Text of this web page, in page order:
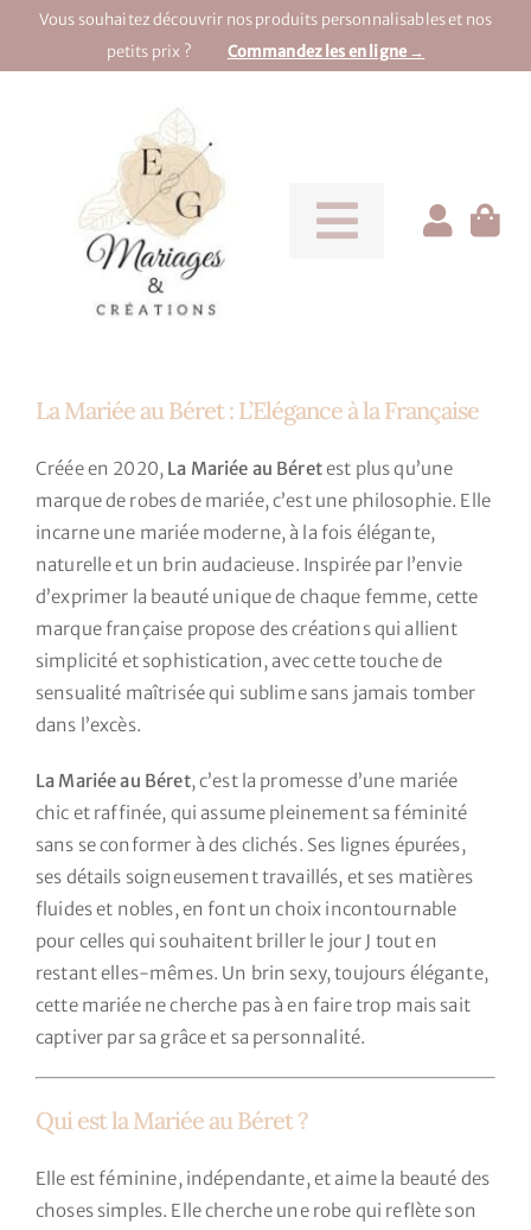
Passer
contenu
Vous souhaitez découvrir nos produits personnalisables et nos
petits prix ?
Commandez les en ligne →
Toggle
Pour la mariée
Pour une soirée
Nos mariés
Le blog d’Eloïse
Notre boutique – Notre histoire
Prenez RDV
La Mariée au Béret : L’Elégance à la Française
Créée en 2020, La Mariée au Béretest plus qu’une
marque de robes de mariée, c’est une philosophie. Elle
incarne une mariée moderne, à la fois élégante,
naturelle et un brin audacieuse. Inspirée par l’envie
d’exprimer la beauté unique de chaque femme, cette
marque française propose des créations qui allient
simplicité et sophistication, avec cette touche de
sensualité maîtrisée qui sublime sans jamais tomber
dans l’excès.
La Mariée au Béret, c’est la promesse d’une mariée
chic et raffinée, qui assume pleinement sa féminité
sans se conformer à des clichés. Ses lignes épurées,
ses détails soigneusement travaillés, et ses matières
fluides et nobles, en font un choix incontournable
pour celles qui souhaitent briller le jour J tout en
restant elles-mêmes. Un brin sexy, toujours élégante,
cette mariée ne cherche pas à en faire trop mais sait
captiver par sa grâce et sa personnalité.
Qui est la Mariée au Béret ?
Elle est féminine, indépendante, et aime la beauté des
choses simples. Elle cherche une robe qui reflète son